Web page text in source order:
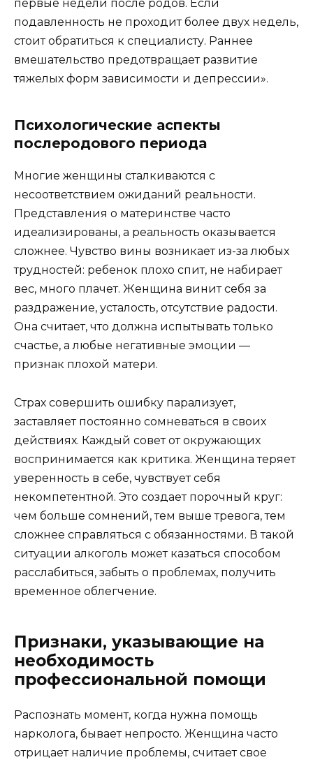
первые недели после родов. Если
подавленность не проходит более двух недель,
стоит обратиться к специалисту. Раннее
вмешательство предотвращает развитие
тяжелых форм зависимости и депрессии».
Психологические аспекты
послеродового периода
Многие женщины сталкиваются с
несоответствием ожиданий реальности.
Представления о материнстве часто
идеализированы, а реальность оказывается
сложнее. Чувство вины возникает из-за любых
трудностей: ребенок плохо спит, не набирает
вес, много плачет. Женщина винит себя за
раздражение, усталость, отсутствие радости.
Она считает, что должна испытывать только
счастье, а любые негативные эмоции —
признак плохой матери.
Страх совершить ошибку парализует,
заставляет постоянно сомневаться в своих
действиях. Каждый совет от окружающих
воспринимается как критика. Женщина теряет
уверенность в себе, чувствует себя
некомпетентной. Это создает порочный круг:
чем больше сомнений, тем выше тревога, тем
сложнее справляться с обязанностями. В такой
ситуации алкоголь может казаться способом
расслабиться, забыть о проблемах, получить
временное облегчение.
Признаки, указывающие на
необходимость
профессиональной помощи
Распознать момент, когда нужна помощь
нарколога, бывает непросто. Женщина часто
отрицает наличие проблемы, считает свое